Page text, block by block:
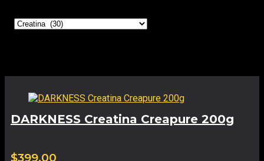
DARKNESS Creatina Creapure 200g
$399.00